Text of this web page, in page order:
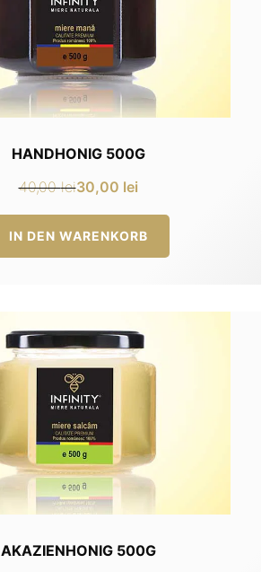
HANDHONIG 500G
40,00lei
Ursprünglicher
Preis
war:
40,00 lei
30,00 lei
Aktueller
Preis
ist:
30,00 lei.
IN DEN WARENKORB
AKAZIENHONIG 500G